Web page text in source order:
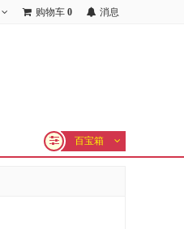
购物车 0 消息
百宝箱